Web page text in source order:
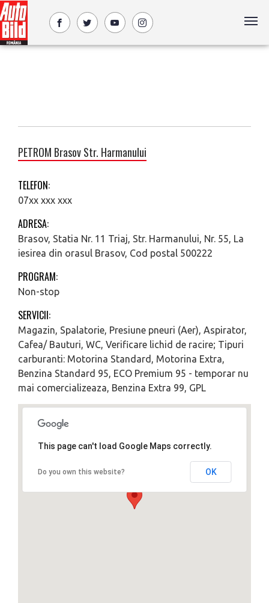
PETROM Brasov Str. Harmanului
TELEFON:
07xx xxx xxx
ADRESA:
Brasov, Statia Nr. 11 Triaj, Str. Harmanului, Nr. 55, La
iesirea din orasul Brasov, Cod postal 500222
PROGRAM:
Non-stop
SERVICII:
Magazin, Spalatorie, Presiune pneuri (Aer), Aspirator,
Cafea/ Bauturi, WC, Verificare lichid de racire; Tipuri
carburanti: Motorina Standard, Motorina Extra,
Benzina Standard 95, ECO Premium 95 - temporar nu
mai comercializeaza, Benzina Extra 99, GPL
This page can't load Google Maps correctly.
Do you own this website? OK